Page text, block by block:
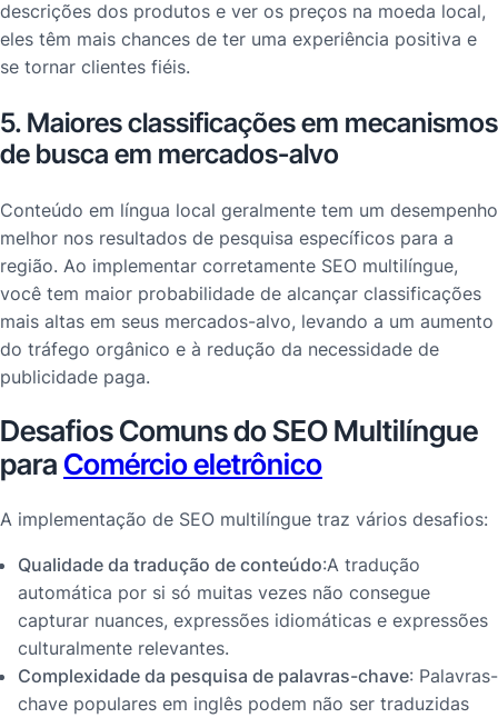
descrições dos produtos e ver os preços na moeda local,
eles têm mais chances de ter uma experiência positiva e
se tornar clientes fiéis.
5. Maiores classificações em mecanismos
de busca em mercados-alvo
Conteúdo em língua local geralmente tem um desempenho
melhor nos resultados de pesquisa específicos para a
região. Ao implementar corretamente SEO multilíngue,
você tem maior probabilidade de alcançar classificações
mais altas em seus mercados-alvo, levando a um aumento
do tráfego orgânico e à redução da necessidade de
publicidade paga.
Desafios Comuns do SEO Multilíngue
para Comércio eletrônico
A implementação de SEO multilíngue traz vários desafios:
Qualidade da tradução de conteúdo:A tradução
automática por si só muitas vezes não consegue
capturar nuances, expressões idiomáticas e expressões
culturalmente relevantes.
Complexidade da pesquisa de palavras-chave: Palavras-
chave populares em inglês podem não ser traduzidas